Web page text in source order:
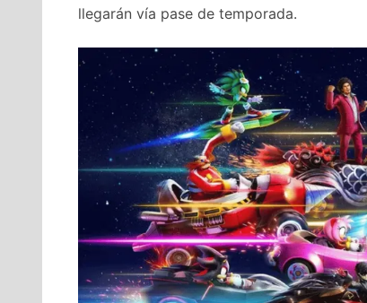
llegarán vía pase de temporada.